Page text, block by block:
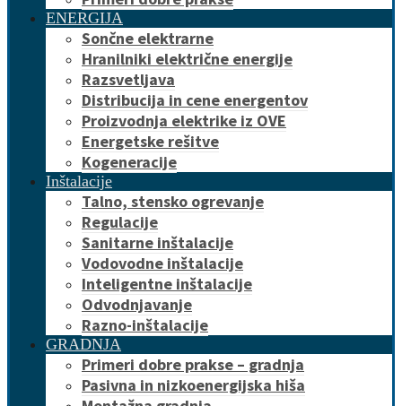
ENERGIJA
Sončne elektrarne
Hranilniki električne energije
Razsvetljava
Distribucija in cene energentov
Proizvodnja elektrike iz OVE
Energetske rešitve
Kogeneracije
Inštalacije
Talno, stensko ogrevanje
Regulacije
Sanitarne inštalacije
Vodovodne inštalacije
Inteligentne inštalacije
Odvodnjavanje
Razno-inštalacije
GRADNJA
Primeri dobre prakse – gradnja
Pasivna in nizkoenergijska hiša